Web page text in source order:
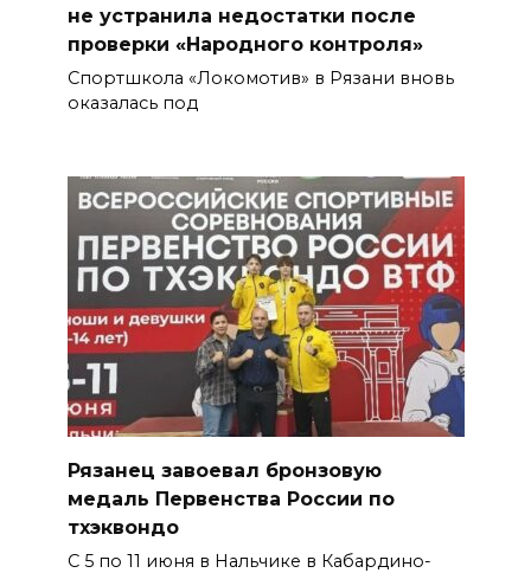
не устранила недостатки после
проверки «Народного контроля»
Спортшкола «Локомотив» в Рязани вновь
оказалась под
Рязанец завоевал бронзовую
медаль Первенства России по
тхэквондо
С 5 по 11 июня в Нальчике в Кабардино-